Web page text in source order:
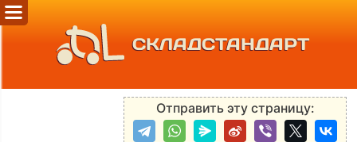
СКЛАДСТАНДАРТ
Отправить эту страницу: